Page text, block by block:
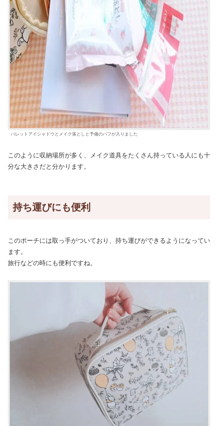
パレットアイシャドウとメイク落としと予備のパフが入りました
このように収納場所が多く、メイク道具をたくさん持っている人にも十
分な大きさだと分かります。
持ち運びにも便利
このポーチには取っ手がついており、持ち運びができるようになってい
ます。
旅行などの時にも便利ですね。